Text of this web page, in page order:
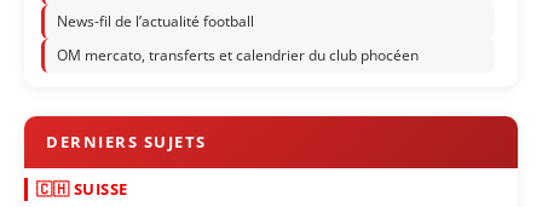
News-fil de l’actualité football
OM mercato, transferts et calendrier du club phocéen
🇨🇭 SUISSE